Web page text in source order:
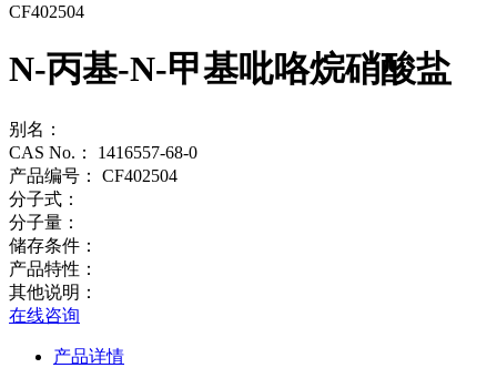
CF402504
N-丙基-N-甲基吡咯烷硝酸盐
别名：
CAS No.：
1416557-68-0
产品编号：
CF402504
分子式：
分子量：
储存条件：
产品特性：
其他说明：
在线咨询
产品详情